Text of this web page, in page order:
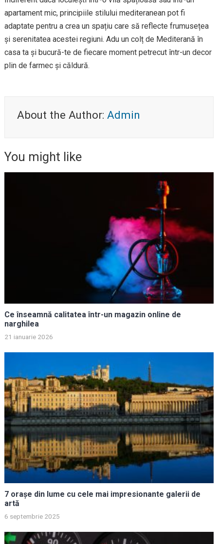
apartament mic, principiile stilului mediteranean pot fi
adaptate pentru a crea un spațiu care să reflecte frumusețea
și serenitatea acestei regiuni. Adu un colț de Mediterană în
casa ta și bucură-te de fiecare moment petrecut într-un decor
plin de farmec și căldură.
About the Author: Admin
You might like
Ce înseamnă calitatea într-un magazin online de
narghilea
21 ianuarie 2026
7 orașe din lume cu cele mai impresionante galerii de
artă
6 septembrie 2025